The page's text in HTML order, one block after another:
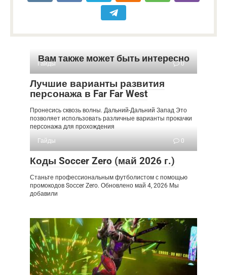
Вам также может быть интересно
Гайды 0
Лучшие варианты развития
персонажа в Far Far West
Пронесись сквозь волны. Дальний-Дальний Запад Это
позволяет использовать различные варианты прокачки
персонажа для прохождения
Гайды
0
Коды Soccer Zero (май 2026 г.)
Станьте профессиональным футболистом с помощью
промокодов Soccer Zero. Обновлено май 4, 2026 Мы
добавили